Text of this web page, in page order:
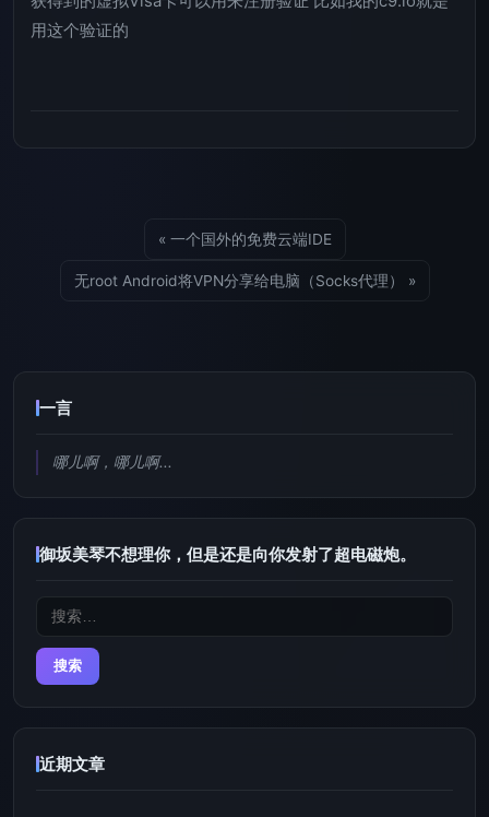
用这个验证的
« 一个国外的免费云端IDE
无root Android将VPN分享给电脑（Socks代理） »
一言
哪儿啊，哪儿啊...
御坂美琴不想理你，但是还是向你发射了超电磁炮。
搜
近期文章